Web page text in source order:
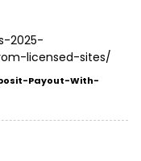
2025-
licensed-sites/
Payout-With-